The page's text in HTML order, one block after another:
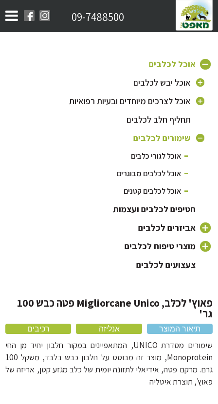
09-7488500
אוכל לכלבים
אוכל יבש לכלבים
אוכל לכלב בוגר
אוכל לגורי כלבים
אוכל לכלב מבוגר
אוכל לכלבים קטנים
אוכל לכלבים מסורסים / אוכל לייט
אוכל לכלבים על בסיס סלמון
אוכל לכלבים על בסיס כבש
אוכל לכלבים על בסיס ברווז
אוכל לכלבים על בסיס עוף
אוכל לצרכים מיוחדים ובעיות רפואיות
אוכל היפואלרגני לכלבים
אוכל לכלבים עם בעיות מפרקים
אוכל לכלבים עם בעיות עור ופרווה
אוכל לבעיות עיכול
אוכל לכלבים פעילים
תחליף חלב לכלבים
שימורים לכלבים
אוכל לגורי כלבים
אוכל לכלבים מבוגרים
אוכל לכלבים קטנים
חטיפים לכלבים ועצמות
אביזרים לכלבים
כלי אוכל לכלב
קולר ורצועה לכלב
מלונה לכלב
אביזרים נוספים
מוצרי טיפוח לכלבים
שמפו לכלבים וטיפוח פרווה
מברשת שיניים לכלב
צעצועים לכלבים
פאוץ' לכלב, Migliorcane Unico פטה כבש 100
תיאור המוצר אנליזה רכיבים
שימורים מסדרת UNICO, המתאפיינים במקור חלבון יחיד מן החי
Monoprotein, מוצר זה מבוסס על חלבון כבש בלבד, משקל 100
מרקם פטה, אידיאלי לתזונה יומית של כלב מגזע קטן, אריזה של
תוצרת איטליה